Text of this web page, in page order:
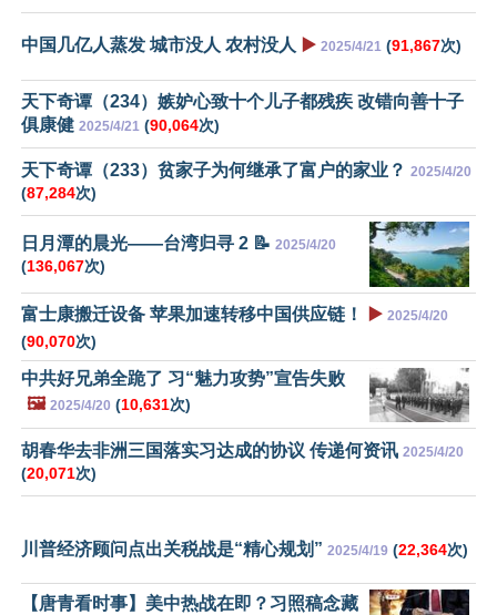
中国几亿人蒸发 城市没人 农村没人 ▶️ 2025/4/21 (91,867次)
天下奇谭（234）嫉妒心致十个儿子都残疾 改错向善十子
俱康健 2025/4/21 (90,064次)
天下奇谭（233）贫家子为何继承了富户的家业？ 2025/4/20
(87,284次)
日月潭的晨光——台湾归寻 2 📝 2025/4/20
(136,067次)
富士康搬迁设备 苹果加速转移中国供应链！ ▶️ 2025/4/20
(90,070次)
中共好兄弟全跪了 习“魅力攻势”宣告失败
🖼️ 2025/4/20 (10,631次)
胡春华去非洲三国落实习达成的协议 传递何资讯 2025/4/20
(20,071次)
川普经济顾问点出关税战是“精心规划” 2025/4/19 (22,364次)
【唐青看时事】美中热战在即？习照稿念藏